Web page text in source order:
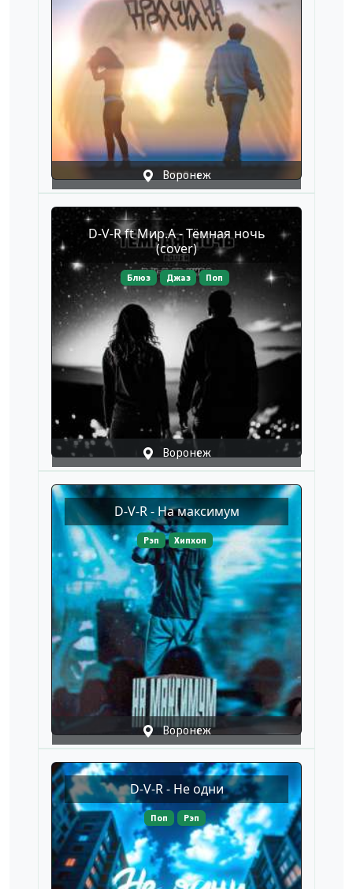
Воронеж
D-V-R ft Мир.А - Тёмная ночь
(cover)
Блюз Джаз Поп
Воронеж
D-V-R - На максимум
Рэп Хипхоп
Воронеж
D-V-R - Не одни
Поп Рэп